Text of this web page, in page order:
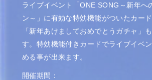
ライブイベント「ONE SONG～新年へ
ン～」に有効な特効機能がついたカー
「新年あけましておめでとうガチャ」
す。特効機能付きカードでライブイベ
める事が出来ます。
開催期間：